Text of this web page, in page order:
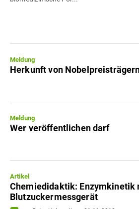
Meldung
Herkunft von
Meldung
Wer veröffentlichen darf
Artikel
Chemiedidaktik: Enzymkinetik
Blutzuckermessgerät